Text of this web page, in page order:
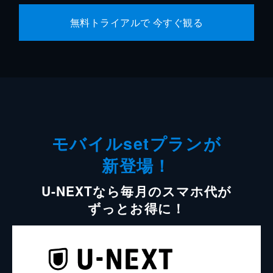
無料トライアルで 今すぐ観る
モバイルsetプランが
新登場！
U-NEXTなら毎月のスマホ代が
ずっとお得に！